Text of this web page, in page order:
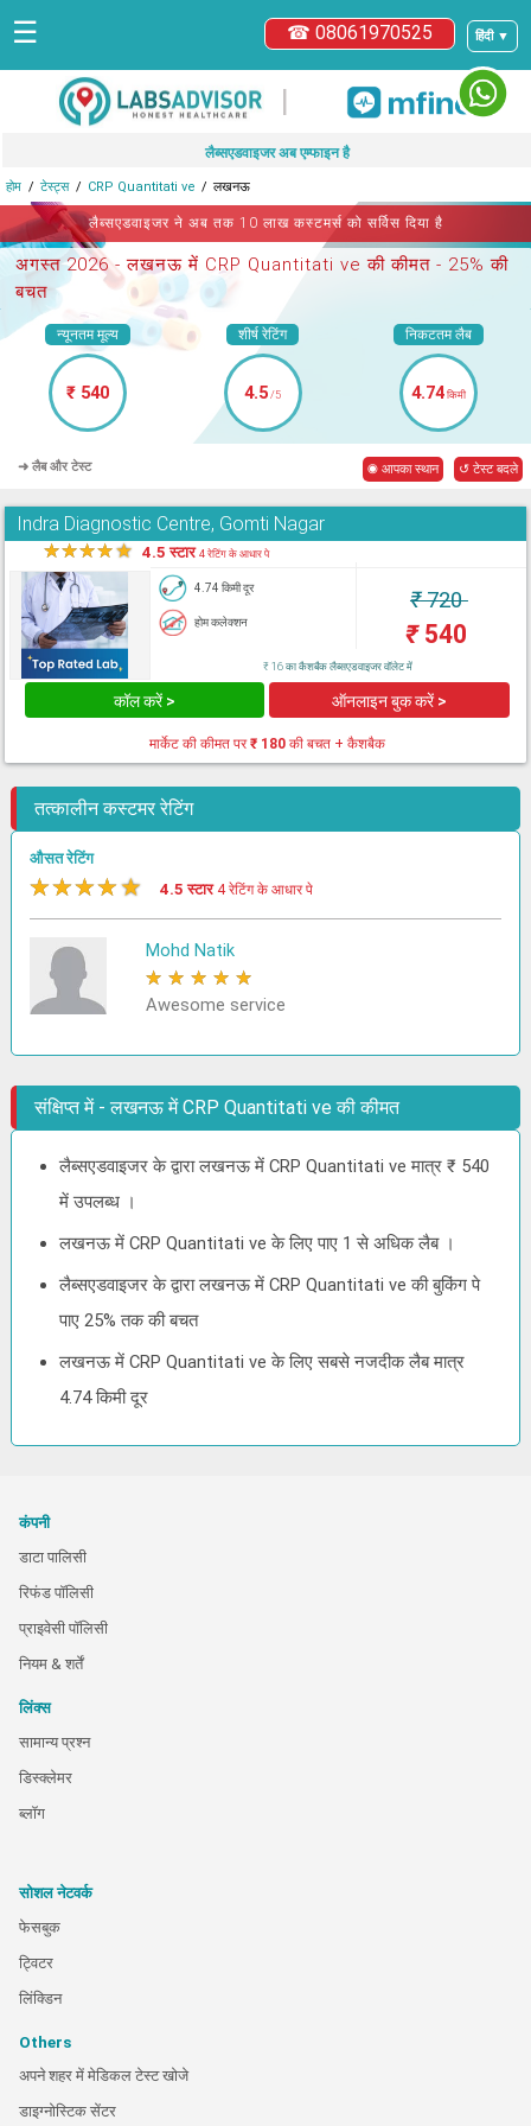
हिंदी ▼
☎ 08061970525
☰
|
लैब्सएडवाइजर अब एम्फाइन है
होम टेस्ट्स CRP Quantitati ve लखनऊ
लैब्सएडवाइजर ने अब तक 10 लाख कस्टमर्स को सर्विस दिया है
अगस्त 2026 -लखनऊ में CRP Quantitati ve की कीमत - 25% की
बचत
न्यूनतम मूल्य
₹ 540
शीर्ष रेटिंग
4.5/5
निकटतम लैब
4.74किमी
➜ लैब और टेस्ट ◉ आपका स्थान ↺ टेस्ट बदले
Indra Diagnostic Centre, Gomti Nagar
★★★★★ 4.5 स्टार4 रेटिंग के आधार पे
4.74 किमी दूर
होम कलेक्शन
₹720
₹540
₹ 16 का कैशबैक लैब्सएडवाइजर वॉलेट में
कॉल करें > ऑनलाइन बुक करें >
मार्केट की कीमत पर₹ 180की बचत + कैशबैक
तत्कालीन कस्टमर रेटिंग
औसत रेटिंग
★★★★★ 4.5 स्टार 4 रेटिंग के आधार पे
Mohd Natik
★ ★ ★ ★ ★
Awesome service
संक्षिप्त में - लखनऊ में CRP Quantitati ve की कीमत
लैब्सएडवाइजर के द्वारा लखनऊ में CRP Quantitati ve मात्र ₹ 540
में उपलब्ध ।
लखनऊ में CRP Quantitati ve के लिए पाए 1 से अधिक लैब ।
लैब्सएडवाइजर के द्वारा लखनऊ में CRP Quantitati ve की बुकिंग पे
पाए 25% तक की बचत
लखनऊ में CRP Quantitati ve के लिए सबसे नजदीक लैब मात्र
4.74 किमी दूर
कंपनी
डाटा पालिसी
रिफंड पॉलिसी
प्राइवेसी पॉलिसी
नियम & शर्तें
लिंक्स
सामान्य प्रश्न
डिस्क्लेमर
ब्लॉग
सोशल नेटवर्क
फेसबुक
ट्विटर
लिंक्डिन
Others
अपने शहर में मेडिकल टेस्ट खोजे
डाइग्नोस्टिक सेंटर